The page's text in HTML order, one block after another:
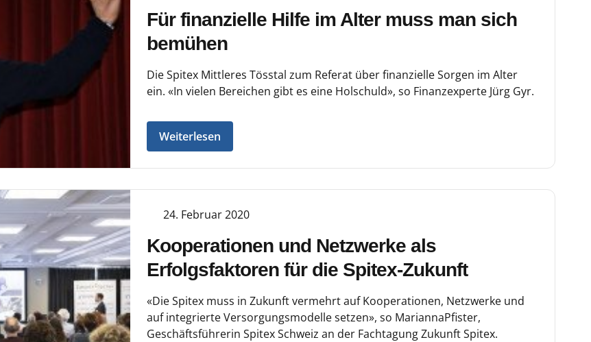
Für finanzielle Hilfe im Alter muss man sich
bemühen
Die Spitex Mittleres Tösstal zum Referat über finanzielle Sorgen im Alter
ein. «In vielen Bereichen gibt es eine Holschuld», so Finanzexperte Jürg Gyr.
Weiterlesen
24. Februar 2020
Kooperationen und Netzwerke als
Erfolgsfaktoren für die Spitex-Zukunft
«Die Spitex muss in Zukunft vermehrt auf Kooperationen, Netzwerke und
auf integrierte Versorgungsmodelle setzen», so MariannaPfister,
Geschäftsführerin Spitex Schweiz an der Fachtagung Zukunft Spitex.